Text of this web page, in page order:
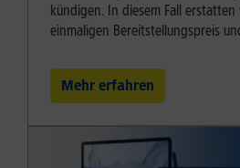
kündigen. In diesem Fall
einmaligen Bereitstellungspreis
Mehr erfahren